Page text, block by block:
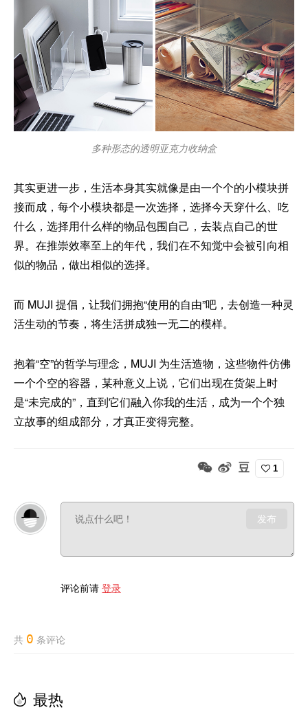
多种形态的透明亚克力收纳盒
其实更进一步，生活本身其实就像是由一个个的小模块拼
接而成，每个小模块都是一次选择，选择今天穿什么、吃
什么，选择用什么样的物品包围自己，去装点自己的世
界。在推崇效率至上的年代，我们在不知觉中会被引向相
似的物品，做出相似的选择。
而 MUJI 提倡，让我们拥抱“使用的自由”吧，去创造一种灵
活生动的节奏，将生活拼成独一无二的模样。
抱着“空”的哲学与理念，MUJI 为生活造物，这些物件仿佛
一个个空的容器，某种意义上说，它们出现在货架上时
是“未完成的”，直到它们融入你我的生活，成为一个个独
立故事的组成部分，才真正变得完整。
1
发布
评论前请 登录
共 0 条评论
最热